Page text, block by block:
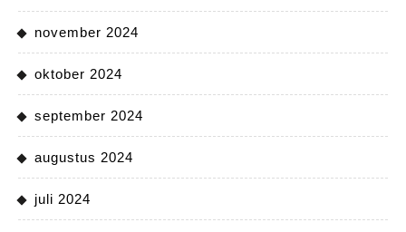
november 2024
oktober 2024
september 2024
augustus 2024
juli 2024